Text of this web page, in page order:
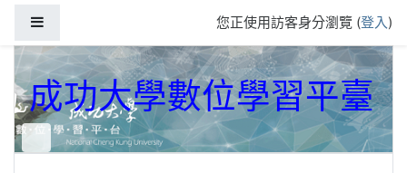
您正使用訪客身分瀏覽 (登入)
成功大學數位學習平臺